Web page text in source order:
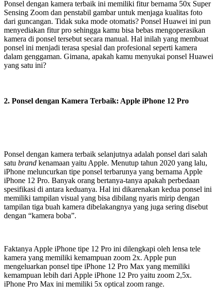
Ponsel dengan kamera terbaik ini memiliki fitur bernama 50x Super
Sensing Zoom dan penstabil gambar untuk menjaga kualitas foto
dari guncangan. Tidak suka mode otomatis? Ponsel Huawei ini pun
menyediakan fitur pro sehingga kamu bisa bebas mengoperasikan
kamera di ponsel tersebut secara manual. Hal inilah yang membuat
ponsel ini menjadi terasa spesial dan profesional seperti kamera
dalam genggaman. Gimana, apakah kamu menyukai ponsel Huawei
yang satu ini?
2. Ponsel dengan Kamera Terbaik: Apple iPhone 12 Pro
Ponsel dengan kamera terbaik selanjutnya adalah ponsel dari salah
satu brand kenamaan yaitu Apple. Menutup tahun 2020 yang lalu,
iPhone meluncurkan tipe ponsel terbarunya yang bernama Apple
iPhone 12 Pro. Banyak orang bertanya-tanya apakah perbedaan
spesifikasi di antara keduanya. Hal ini dikarenakan kedua ponsel ini
memiliki tampilan visual yang bisa dibilang nyaris mirip dengan
tampilan tiga buah kamera dibelakangnya yang juga sering disebut
dengan “kamera boba”.
Faktanya Apple iPhone tipe 12 Pro ini dilengkapi oleh lensa tele
kamera yang memiliki kemampuan zoom 2x. Apple pun
mengeluarkan ponsel tipe iPhone 12 Pro Max yang memiliki
kemampuan lebih dari Apple iPhone 12 Pro yaitu zoom 2,5x.
iPhone Pro Max ini memiliki 5x optical zoom range.